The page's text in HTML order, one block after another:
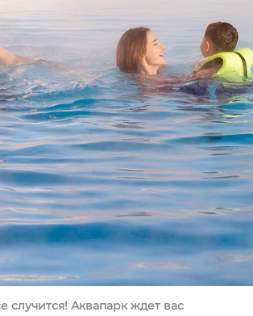
случится! Аквапарк ждет вас